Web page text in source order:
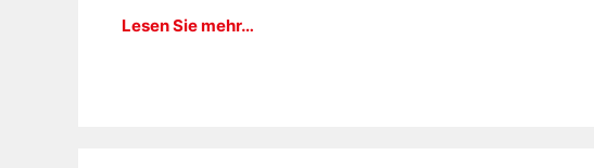
Lesen Sie mehr…